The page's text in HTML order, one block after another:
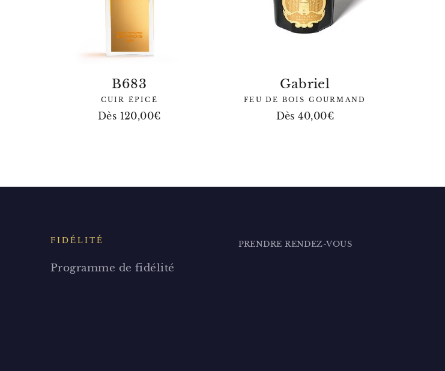
B683
CUIR ÉPICÉ
Dès 120,00€
Gabriel
FEU DE BOIS GOURMAND
Dès 40,00€
FIDÉLITÉ
Programme de fidélité
PRENDRE RENDEZ-VOUS